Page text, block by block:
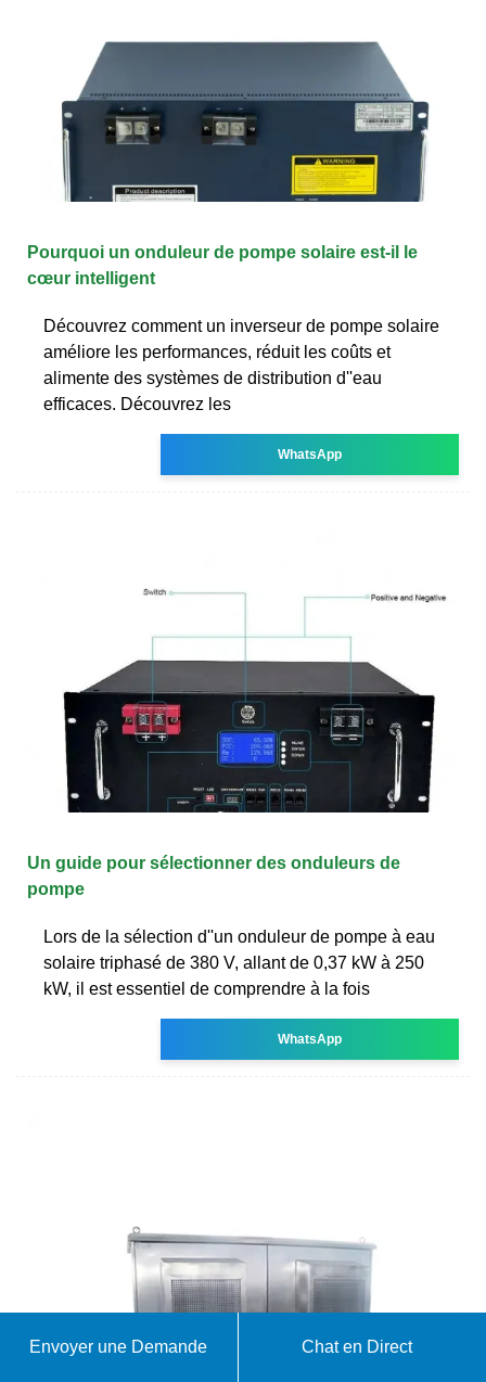
Pourquoi un onduleur de pompe solaire est-il le
cœur intelligent
Découvrez comment un inverseur de pompe solaire
améliore les performances, réduit les coûts et
alimente des systèmes de distribution d''eau
efficaces. Découvrez les
WhatsApp
Un guide pour sélectionner des onduleurs de
pompe
Lors de la sélection d''un onduleur de pompe à eau
solaire triphasé de 380 V, allant de 0,37 kW à 250
kW, il est essentiel de comprendre à la fois
WhatsApp
Envoyer une Demande Chat en Direct